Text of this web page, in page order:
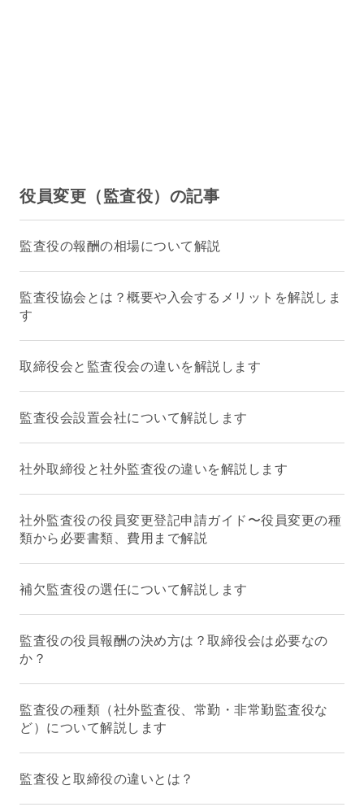
役員変更（監査役）の記事
監査役の報酬の相場について解説
監査役協会とは？概要や入会するメリットを解説しま
す
取締役会と監査役会の違いを解説します
監査役会設置会社について解説します
社外取締役と社外監査役の違いを解説します
社外監査役の役員変更登記申請ガイド〜役員変更の種
類から必要書類、費用まで解説
補欠監査役の選任について解説します
監査役の役員報酬の決め方は？取締役会は必要なの
か？
監査役の種類（社外監査役、常勤・非常勤監査役な
ど）について解説します
監査役と取締役の違いとは？